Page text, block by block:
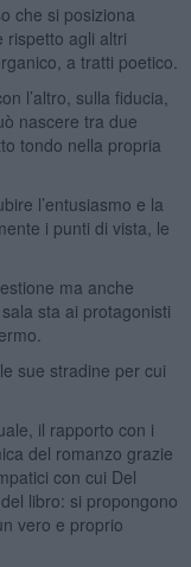
che si posiziona
rispetto agli altri
a tratti poetico.
l’altro, sulla fiducia,
nascere tra due
tondo nella propria
l’entusiasmo e la
i punti di vista, le
ma anche
sta ai protagonisti
sue stradine per cui
il rapporto con i
del romanzo grazie
con cui Del
libro: si propongono
vero e proprio